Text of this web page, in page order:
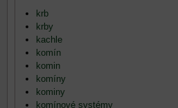
krb
krby
kachle
komín
komin
komíny
kominy
komínové systémy